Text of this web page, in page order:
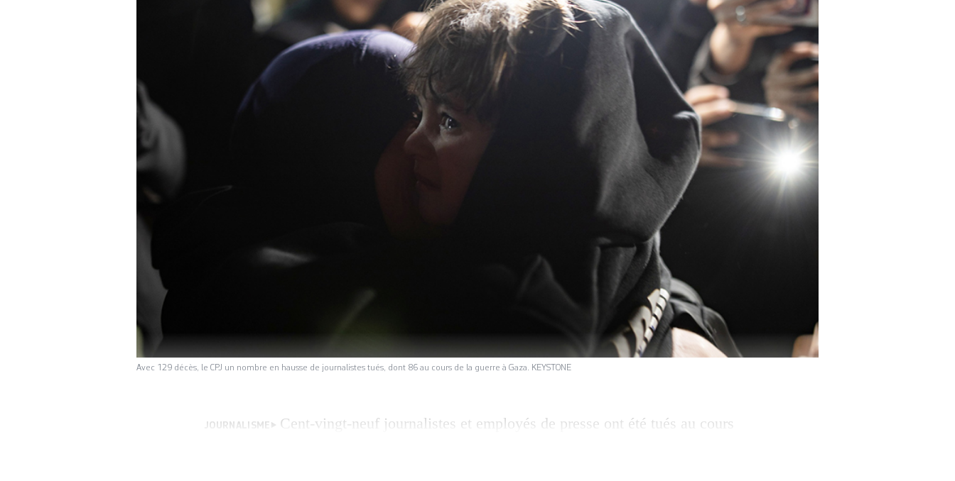
Avec 129 décès, le CPJ un nombre en hausse de journalistes tués, dont 86 au cours de la guerre à Gaza. KEYSTONE
JOURNALISME
Cent-vingt-neuf journalistes et employés de presse ont été tués au cours